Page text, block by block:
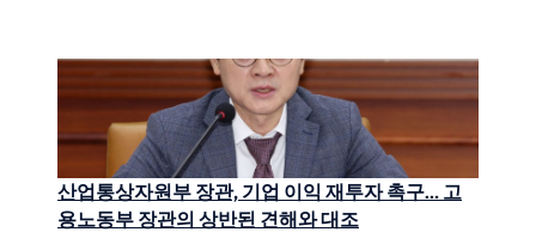
산업통상자원부 장관, 기업 이익 재투자 촉구… 고
용노동부 장관의 상반된 견해와 대조